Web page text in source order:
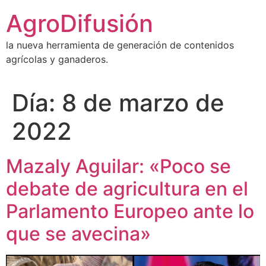
contenido
AgroDifusión
la nueva herramienta de generación de contenidos
agrícolas y ganaderos.
Día: 8 de marzo de
2022
Mazaly Aguilar: «Poco se
debate de agricultura en el
Parlamento Europeo ante lo
que se avecina»